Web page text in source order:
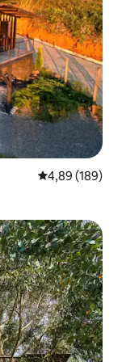
Évaluation
4,89 (189)